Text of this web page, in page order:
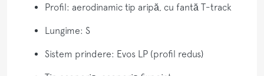
Profil: aerodinamic tip aripă, cu fantă T-track
Lungime: S
Sistem prindere: Evos LP (profil redus)